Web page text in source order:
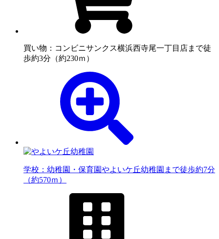
買い物：コンビニサンクス横浜西寺尾一丁目店まで徒
歩約3分（約230ｍ）
学校：幼稚園・保育園やよいケ丘幼稚園まで徒歩約7分
（約570ｍ）